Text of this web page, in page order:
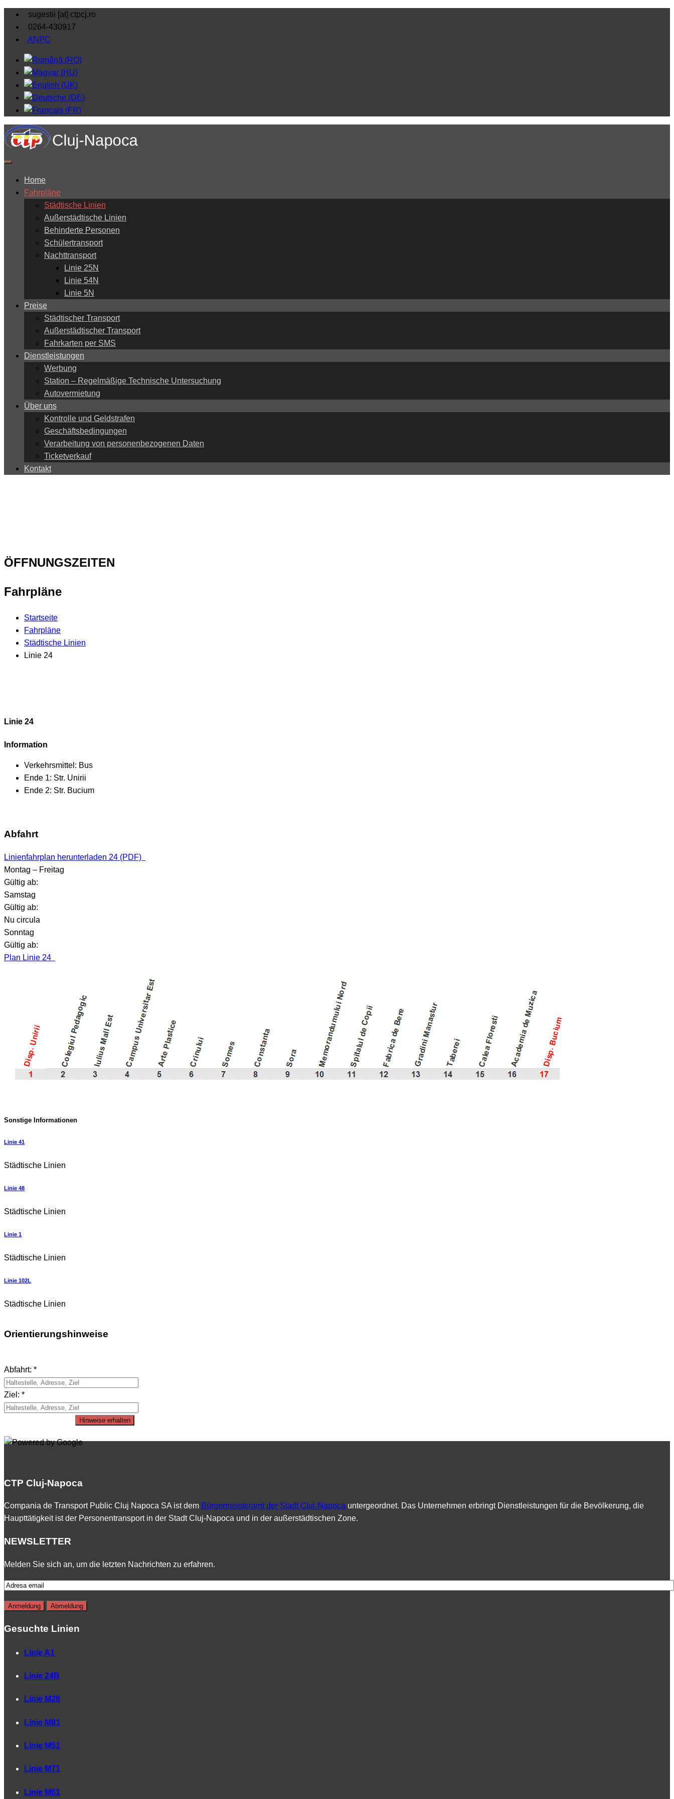
sugestii [at] ctpcj.ro
0264-430917
ANPC
Home
Fahrpläne
Städtische Linien
Außerstädtische Linien
Behinderte Personen
Schülertransport
Nachttransport
Linie 25N
Linie 54N
Linie 5N
Preise
Städtischer Transport
Außerstädtischer Transport
Fahrkarten per SMS
Dienstleistungen
Werbung
Station – Regelmäßige Technische Untersuchung
Autovermietung
Über uns
Kontrolle und Geldstrafen
Geschäftsbedingungen
Verarbeitung von personenbezogenen Daten
Ticketverkauf
Kontakt
ÖFFNUNGSZEITEN
Fahrpläne
Startseite
Fahrpläne
Städtische Linien
Linie 24
Linie 24
Information
Verkehrsmittel: Bus
Ende 1: Str. Unirii
Ende 2: Str. Bucium
Abfahrt
Linienfahrplan herunterladen 24 (PDF)
Montag – Freitag
Gültig ab:
Samstag
Gültig ab:
Nu circula
Sonntag
Gültig ab:
Plan Linie 24
Sonstige Informationen
Linie 41
Städtische Linien
Linie 48
Städtische Linien
Linie 1
Städtische Linien
Linie 102L
Städtische Linien
Orientierungshinweise
Abfahrt: *
Ziel: *
Hinweise erhalten
CTP Cluj-Napoca
Compania de Transport Public Cluj Napoca SA ist dem Bürgermeisteramt der Stadt Cluj-Napoca untergeordnet. Das Unternehmen erbringt Dienstleistungen für die Bevölkerung, die
Haupttätigkeit ist der Personentransport in der Stadt Cluj-Napoca und in der außerstädtischen Zone.
NEWSLETTER
Melden Sie sich an, um die letzten Nachrichten zu erfahren.
Gesuchte Linien
Linie A1
Linie 24B
Linie M26
Linie M81
Linie M51
Linie M71
Linie M61